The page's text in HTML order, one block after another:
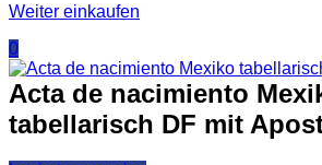
Weiter einkaufen
0
Acta de nacimiento
tabellarisch DF mit